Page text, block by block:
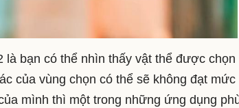
bạn có thể nhìn thấy vật thể được chọn
của vùng chọn có thể sẽ không đạt mức
mình thì một trong những ứng dụng